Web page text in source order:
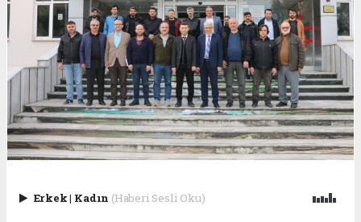
Erkek| Kadın (Haberi Sesli Oku)